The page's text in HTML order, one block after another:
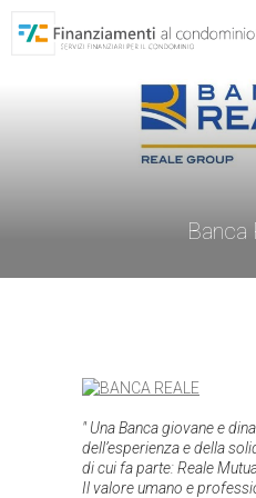
Banca
Chi
Leasing
Locazione
" Una Banca giovane e
dell’esperienza e della
di cui fa parte: Reale
Il valore umano e